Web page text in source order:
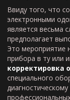
Ввиду того, что
электронными
является весьма
предполагает
Это мероприятие
прибора в ту или
корректировка
специального